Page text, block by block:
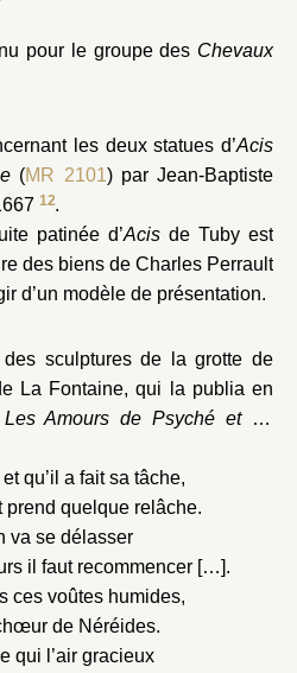
pour le groupe des Chevaux
les deux statues d’Acis
(MR 2101) par Jean-Baptiste
12.
patinée d’Acis de Tuby est
des biens de Charles Perrault
d’un modèle de présentation.
des sculptures de la grotte de
La Fontaine, qui la publia en
Les Amours de Psyché et de
qu’il a fait sa tâche,
prend quelque relâche.
va se délasser
il faut recommencer […].
ces voûtes humides,
de Néréides.
qui l’air gracieux